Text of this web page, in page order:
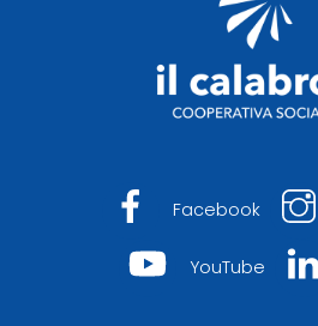
Facebook
YouTube